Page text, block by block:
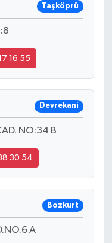
Taşköprü
16 55
Devrekani
NO:34 B
30 54
Bozkurt
A